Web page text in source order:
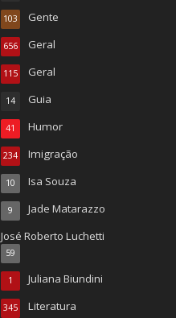
Gente
103
Geral
656
Geral
115
Guia
14
Humor
41
Imigração
234
Isa Souza
10
Jade Matarazzo
9
José Roberto Luchetti
59
Juliana Biundini
1
Literatura
345